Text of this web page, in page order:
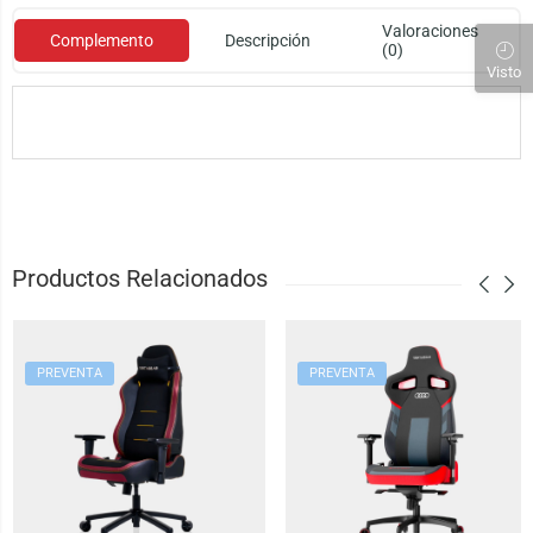
Complemento Descripción
Valoraciones
(0)
Productos Relacionados
PREVENTA PREVENTA
Visto